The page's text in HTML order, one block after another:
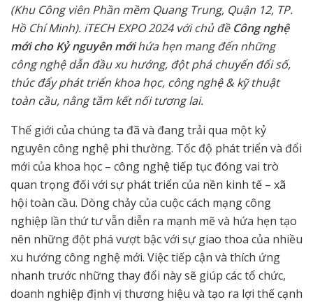
(Khu Công viên Phần mềm Quang Trung, Quận 12, TP.
Hồ Chí Minh). iTECH EXPO 2024 với chủ đề Công nghệ
mới cho Kỷ nguyên mớihứa hẹn mang đến những
công nghệ dẫn đầu xu hướng, đột phá chuyển đổi số,
thúc đẩy phát triển khoa học, công nghệ & kỹ thuật
toàn cầu, nâng tầm kết nối tương lai.
Thế giới của chúng ta đã và đang trải qua một kỷ
nguyên công nghệ phi thường. Tốc độ phát triển và đổi
mới của khoa học – công nghệ tiếp tục đóng vai trò
quan trọng đối với sự phát triển của nền kinh tế – xã
hội toàn cầu. Dòng chảy của cuộc cách mạng công
nghiệp lần thứ tư vẫn diễn ra mạnh mẽ và hứa hẹn tạo
nên những đột phá vượt bậc với sự giao thoa của nhiều
xu hướng công nghệ mới. Việc tiếp cận và thích ứng
nhanh trước những thay đổi này sẽ giúp các tổ chức,
doanh nghiệp định vị thương hiệu và tạo ra lợi thế cạnh